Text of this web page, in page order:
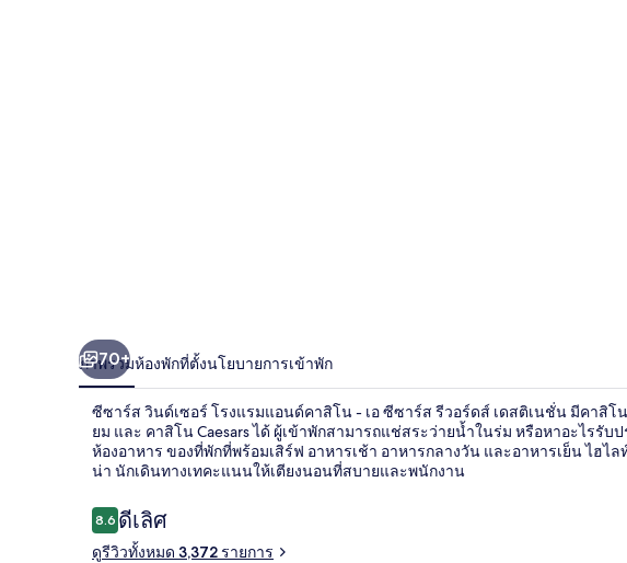
เอ
ซี
ซาร์ส
วอร์ดส์
70+
ภาพรวมห้องพักที่ตั้งนโยบายการเข้าพัก
ซีซาร์ส วินด์เซอร์ โรงแรมแอนด์คาสิโน - เอ ซีซาร์ส รีวอร์ดส์ เดสติเนชั่น มีคาสิโ
ยม และ คาสิโน Caesars ได้ ผู้เข้าพักสามารถแช่สระว่ายน้ำในร่ม หรือหาอะไรรับ
ห้องอาหาร ของที่พักที่พร้อมเสิร์ฟ อาหารเช้า อาหารกลางวัน และอาหารเย็น ไฮไ
น่า นักเดินทางเทคะแนนให้เตียงนอนที่สบายและพนักงาน
รีวิว
8.68.6 จาก 10
ดีเลิศ
ดูรีวิวทั้งหมด 3,372 รายการ